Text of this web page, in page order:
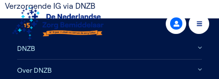
Verzorgende IG via DNZB
DNZB
Over DNZB